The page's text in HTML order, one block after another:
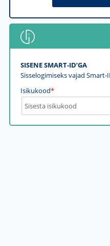
SISENE SMART-ID’GA
Sisselogimiseks vajad Smart-
Isikukood*